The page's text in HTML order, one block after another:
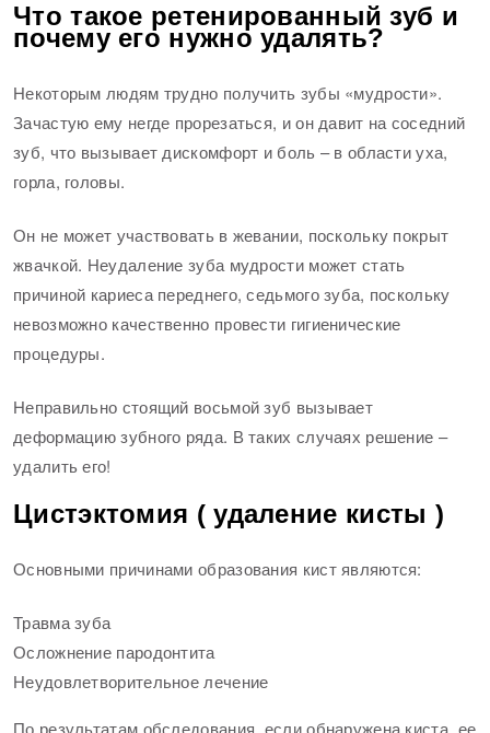
Что такое ретенированный зуб и
почему его нужно удалять?
Некоторым людям трудно получить зубы «мудрости».
Зачастую ему негде прорезаться, и он давит на соседний
зуб, что вызывает дискомфорт и боль – в области уха,
горла, головы.
Он не может участвовать в жевании, поскольку покрыт
жвачкой. Неудаление зуба мудрости может стать
причиной кариеса переднего, седьмого зуба, поскольку
невозможно качественно провести гигиенические
процедуры.
Неправильно стоящий восьмой зуб вызывает
деформацию зубного ряда. В таких случаях решение –
удалить его!
Цистэктомия ( удаление кисты )
Основными причинами образования кист являются:
Травма зуба
Осложнение пародонтита
Неудовлетворительное лечение
По результатам обследования, если обнаружена киста, ее